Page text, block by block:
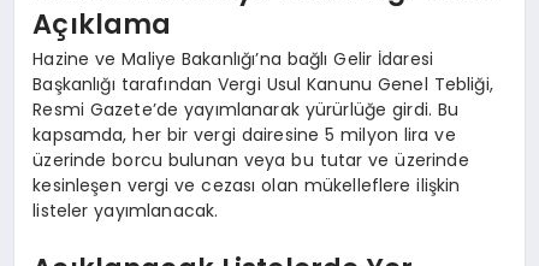
Açıklama
Hazine ve Maliye Bakanlığı’na bağlı Gelir İdaresi
Başkanlığı tarafından Vergi Usul Kanunu Genel Tebliği,
Resmi Gazete’de yayımlanarak yürürlüğe girdi. Bu
kapsamda, her bir vergi dairesine 5 milyon lira ve
üzerinde borcu bulunan veya bu tutar ve üzerinde
kesinleşen vergi ve cezası olan mükelleflere ilişkin
listeler yayımlanacak.